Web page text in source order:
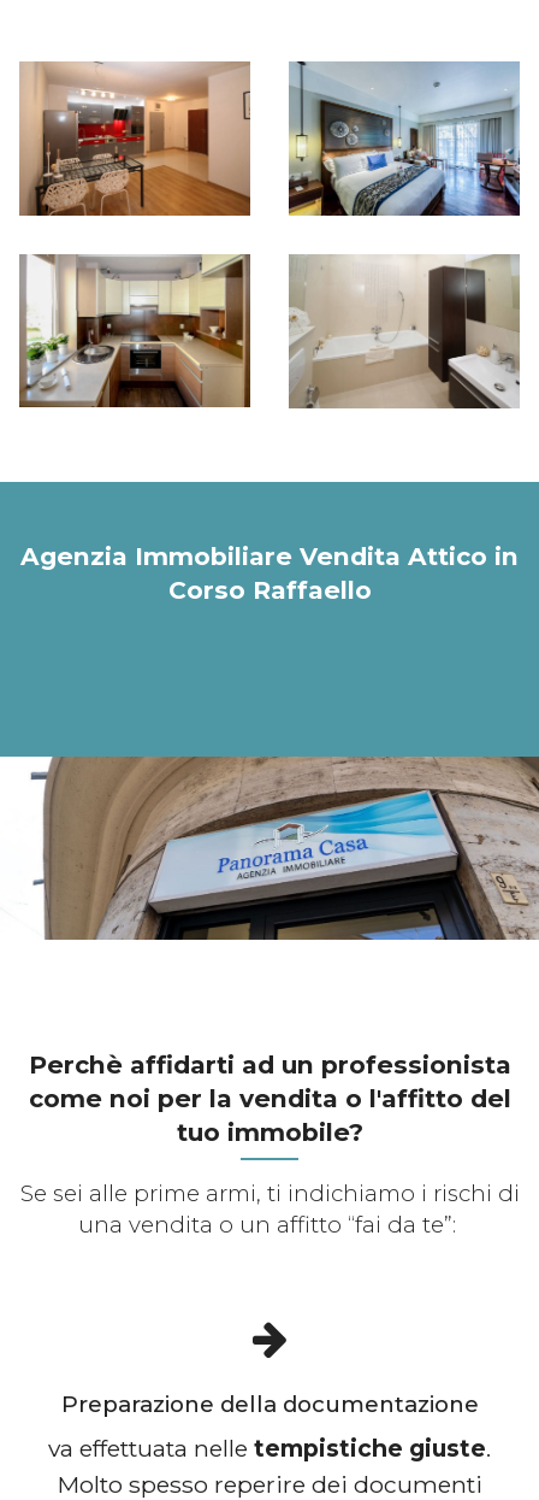
Agenzia Immobiliare Vendita Attico in
Corso Raffaello
Perchè affidarti ad un professionista
come noi per la vendita o l'affitto del
tuo immobile?
Se sei alle prime armi, ti indichiamo i rischi di
una vendita o un affitto “fai da te”:
Preparazione della documentazione
va effettuata nelle tempistiche giuste.
Molto spesso reperire dei documenti